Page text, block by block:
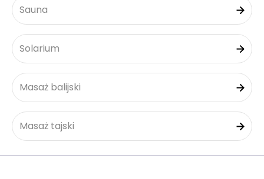
Sauna
Solarium
Masaż balijski
Masaż tajski